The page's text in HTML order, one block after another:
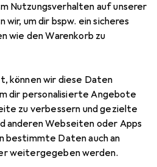
Nutzungsverhalten auf unserer
um dir bspw. ein sicheres
wie den Warenkorb zu
können wir diese Daten
dir personalisierte Angebote
zu verbessern und gezielte
anderen Webseiten oder Apps
bestimmte Daten auch an
weitergegeben werden.
Sensor, 3
Marke
Mehr von Festo